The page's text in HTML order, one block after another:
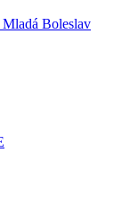
Mladá Boleslav